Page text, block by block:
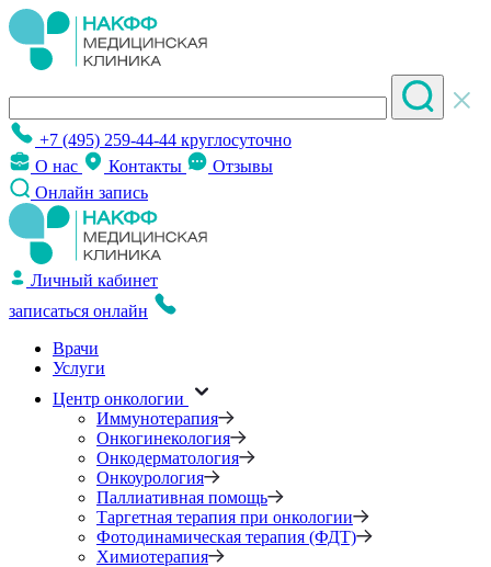
+7 (495) 259-44-44 круглосуточно
О нас
Контакты
Отзывы
Онлайн запись
Личный кабинет
записаться онлайн
Врачи
Услуги
Центр онкологии
Иммунотерапия
Онкогинекология
Онкодерматология
Онкоурология
Паллиативная помощь
Таргетная терапия при онкологии
Фотодинамическая терапия (ФДТ)
Химиотерапия